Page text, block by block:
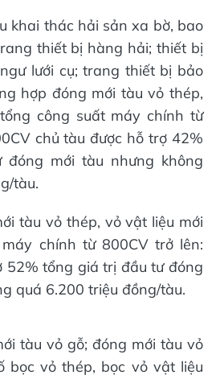
khai thác hải sản xa bờ, bao
thiết bị hàng hải; thiết bị
lưới cụ; trang thiết bị bảo
hợp đóng mới tàu vỏ thép,
công suất máy chính từ
chủ tàu được hỗ trợ 42%
mới tàu nhưng không
tàu.
tàu vỏ thép, vỏ vật liệu mới
chính từ 800CV trở lên:
52% tổng giá trị đầu tư đóng
quá 6.200 triệu đồng/tàu.
tàu vỏ gỗ; đóng mới tàu vỏ
bọc vỏ thép, bọc vỏ vật liệu